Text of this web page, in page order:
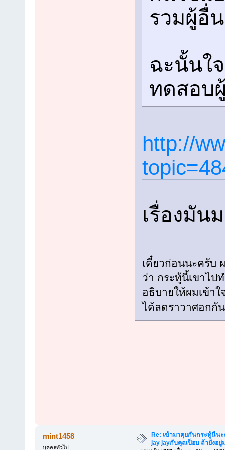
รวมผู้อื่
ฉะนั้นใ
ทดสอบ
http://
เรื่องมัน
เดี๋ยวก่อนนะครับ
ว่า กระทู้นี้เขาไป
อธิบายให้ผมเข้าใ
ได้ลดราวาศอกกั
mint1458
บุคคลทั่วไป
Re: เข้ามาคุยกันกระทู้นี้น
jay jayกับคุณป็อบ ถ้ายังอยู่